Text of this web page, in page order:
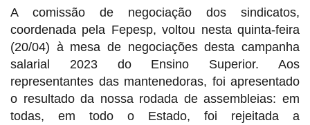
A comissão de negociação dos sindicatos,
coordenada pela Fepesp, voltou nesta quinta-feira
(20/04) à mesa de negociações desta campanha
salarial 2023 do Ensino Superior. Aos
representantes das mantenedoras, foi apresentado
o resultado da nossa rodada de assembleias: em
todas, em todo o Estado, foi rejeitada a